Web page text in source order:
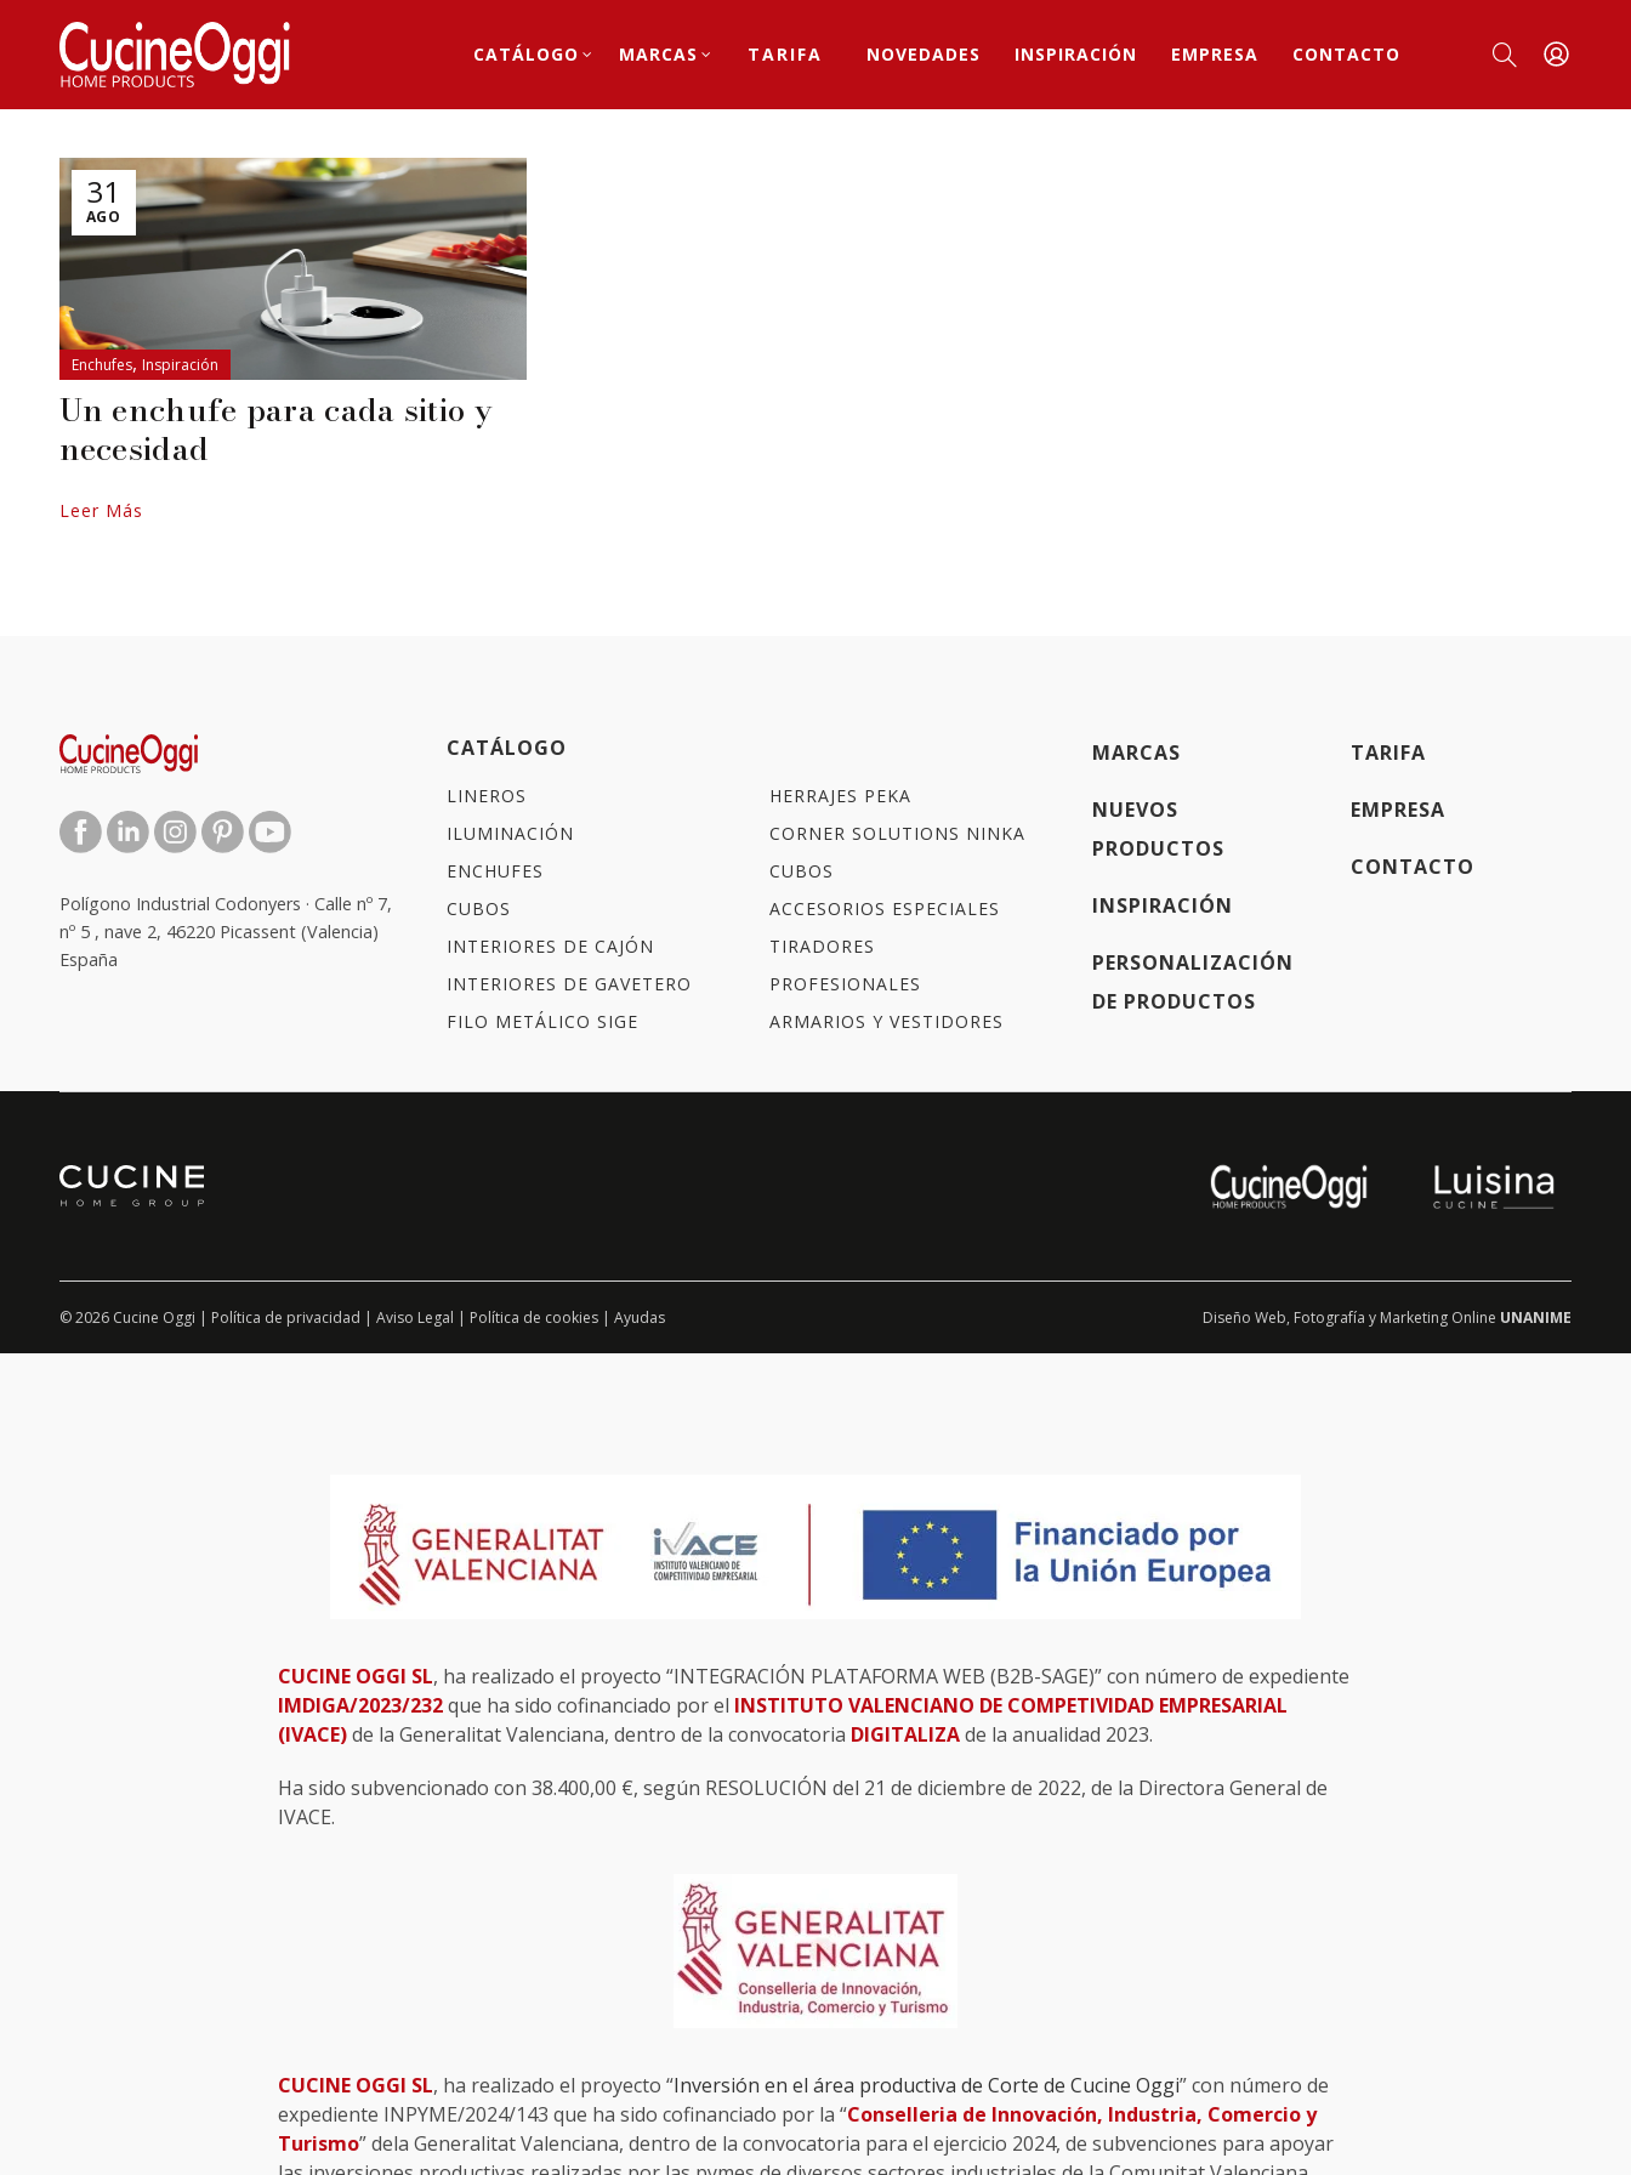
CATÁLOGO MARCAS TARIFA NOVEDADES INSPIRACIÓN EMPRESA CONTACTO
31
AGO
Enchufes, Inspiración
Un enchufe para cada sitio y
necesidad
Leer Más
Polígono Industrial Codonyers · Calle nº 7,
nº 5 , nave 2, 46220 Picassent (Valencia)
España
CATÁLOGO
LINEROS
ILUMINACIÓN
ENCHUFES
CUBOS
INTERIORES DE CAJÓN
INTERIORES DE GAVETERO
FILO METÁLICO SIGE
HERRAJES PEKA
CORNER SOLUTIONS NINKA
CUBOS
ACCESORIOS ESPECIALES
TIRADORES
PROFESIONALES
ARMARIOS Y VESTIDORES
MARCAS
NUEVOS
PRODUCTOS
INSPIRACIÓN
PERSONALIZACIÓN
DE PRODUCTOS
TARIFA
EMPRESA
CONTACTO
© 2026 Cucine Oggi | Política de privacidad | Aviso Legal | Política de cookies| Ayudas Diseño Web, Fotografía y Marketing Online UNANIME
CUCINE OGGI SL, ha realizado el proyecto “INTEGRACIÓN PLATAFORMA WEB (B2B-SAGE)” con número de expediente
IMDIGA/2023/232que ha sido cofinanciado por el INSTITUTO VALENCIANO DE COMPETIVIDAD EMPRESARIAL
(IVACE)de la Generalitat Valenciana, dentro de la convocatoria DIGITALIZAde la anualidad 2023.
Ha sido subvencionado con 38.400,00 €, según RESOLUCIÓN del 21 de diciembre de 2022, de la Directora General de
IVACE.
CUCINE OGGI SL, ha realizado el proyecto “Inversión en el área productiva de Corte de Cucine Oggi” con número de
expediente INPYME/2024/143 que ha sido cofinanciado por la “Conselleria de Innovación, Industria, Comercio y
Turismo” dela Generalitat Valenciana, dentro de la convocatoria para el ejercicio 2024, de subvenciones para apoyar